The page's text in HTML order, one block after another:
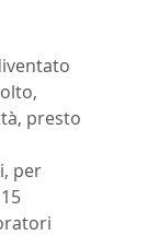
presto
per